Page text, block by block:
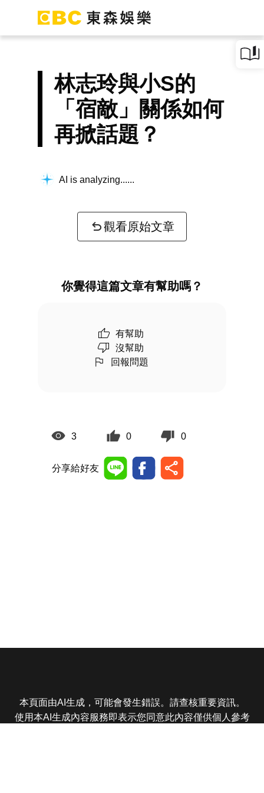
林志玲與小S的
「宿敵」關係如何
再掀話題？
AI is analyzing...
觀看原始文章
你覺得這篇文章有幫助嗎？
有幫助
沒幫助
回報問題
3 0 0
分享給好友
本頁面由AI生成，可能會發生錯誤。請查核重要資訊。
使用本AI生成內容服務即表示您同意此內容僅供個人參考